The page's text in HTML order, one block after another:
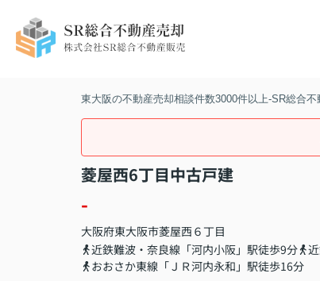
東大阪の不動産売却相談件数3000件以上-SR総合不
菱屋西6丁目中古戸建
-
大阪府東大阪市菱屋西６丁目
近鉄難波・奈良線「河内小阪」駅徒歩9分
おおさか東線「ＪＲ河内永和」駅徒歩16分